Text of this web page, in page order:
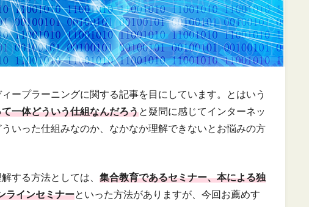
ープラーニングに関する記事を目にしています。とはいう
一体どういう仕組なんだろうと疑問に感じてインターネッ
いった仕組みなのか、なかなか理解できないとお悩みの方
する方法としては、 集合教育であるセミナー、本による独
ラインセミナーといった方法がありますが、今回お薦めす